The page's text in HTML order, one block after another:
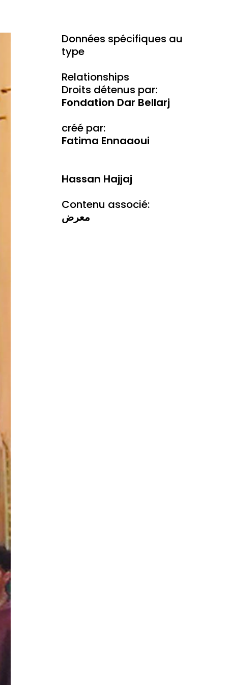
Données spécifiques au
type
Relationships
Droits détenus par:
Fondation Dar Bellarj
créé par:
Fatima Ennaaoui
Hassan Hajjaj
Contenu associé:
معرض